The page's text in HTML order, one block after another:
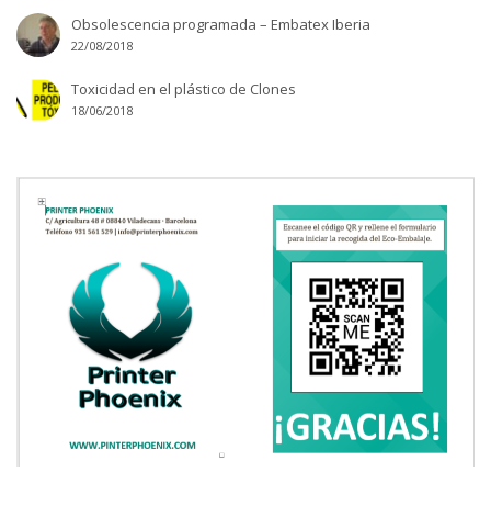
Obsolescencia programada – Embatex Iberia
22/08/2018
Toxicidad en el plástico de Clones
18/06/2018